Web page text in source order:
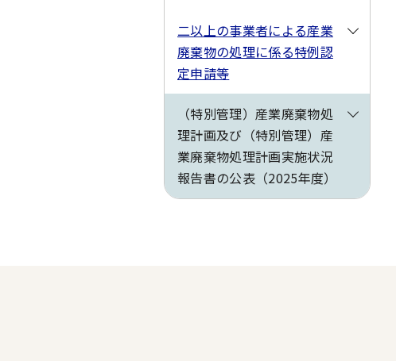
二以上の事業者による産業
廃棄物の処理に係る特例認
定申請等
（特別管理）産業廃棄物処
理計画及び（特別管理）産
業廃棄物処理計画実施状況
報告書の公表（2025年度）